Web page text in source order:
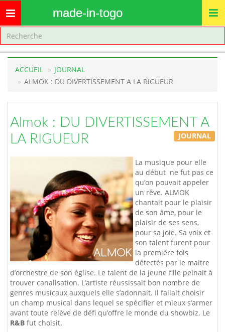
Toggle
navigation
made-in-togo
ACCUEIL
JOURNAL
ALMOK : DU DIVERTISSEMENT A LA RIGUEUR
Almok : DU DIVERTISSEMENT A
LA RIGUEUR
JOURNAL
La musique pour elle
au début ne fut pas ce
qu’on pouvait appeler
un rêve. ALMOK
chantait pour le plaisir
de son âme, pour le
plaisir de ses sens,
pour sa joie. Sa voix et
son talent furent pour
la première fois
détectés par le maitre
d’orchestre de son église. Le talent de la jeune fille peinait à
trouver canalisation. L’artiste réussissait bon nombre de
genres musicaux auxquels elle s’adonnait. Il fallait choisir
un champ musical dans lequel se spécifier et mieux s’armer
avant toute relève de défi qu’offre le monde du showbiz. Le
R&B fut choisit.